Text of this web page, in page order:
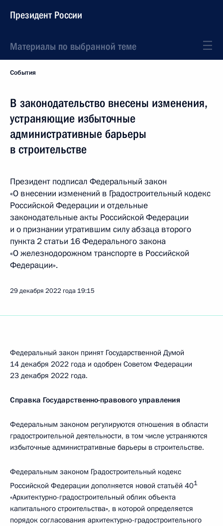
Президент России
Материалы по выбранной теме
События
В законодательство внесены изменения,
устраняющие избыточные
административные барьеры
в строительстве
Президент подписал Федеральный закон
«О внесении изменений в Градостроительный кодекс
Российской Федерации и отдельные
законодательные акты Российской Федерации
и о признании утратившим силу абзаца второго
пункта 2 статьи 16 Федерального закона
«О железнодорожном транспорте в Российской
Федерации».
29 декабря 2022 года 19:15
Федеральный закон принят Государственной Думой
14 декабря 2022 года и одобрен Советом Федерации
23 декабря 2022 года.
Справка Государственно-правового управления
Федеральным законом регулируются отношения в области
градостроительной деятельности, в том числе устраняются
избыточные административные барьеры в строительстве.
Федеральным законом Градостроительный кодекс
Российской Федерации дополняется новой статьёй 401
«Архитектурно­-градостроительный облик объекта
капитального строительства», в которой определяется
порядок согласования архитектурно-­градостроительного